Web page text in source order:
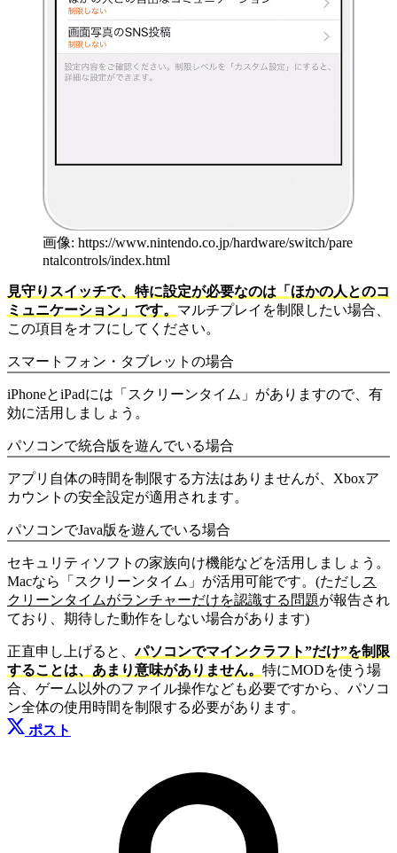
画像: https://www.nintendo.co.jp/hardware/switch/pare
ntalcontrols/index.html
見守りスイッチで、特に設定が必要なのは「ほかの人とのコ
ミュニケーション」です。 マルチプレイを制限したい場合、
この項目をオフにしてください。
スマートフォン・タブレットの場合
iPhoneとiPadには「スクリーンタイム」がありますので、有
効に活用しましょう。
パソコンで統合版を遊んでいる場合
アプリ自体の時間を制限する方法はありませんが、Xboxア
カウントの安全設定が適用されます。
パソコンでJava版を遊んでいる場合
セキュリティソフトの家族向け機能などを活用しましょう。
Macなら「スクリーンタイム」が活用可能です。(ただしス
クリーンタイムがランチャーだけを認識する問題が報告され
ており、期待した動作をしない場合があります)
正直申し上げると、パソコンでマインクラフト”だけ”を制限
することは、あまり意味がありません。 特にMODを使う場
合、ゲーム以外のファイル操作なども必要ですから、パソコ
ン全体の使用時間を制限する必要があります。
ポスト